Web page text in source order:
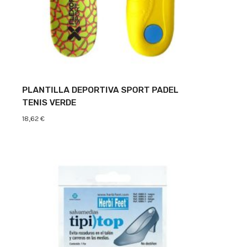
PLANTILLA DEPORTIVA SPORT PADEL
TENIS VERDE
18,62 €